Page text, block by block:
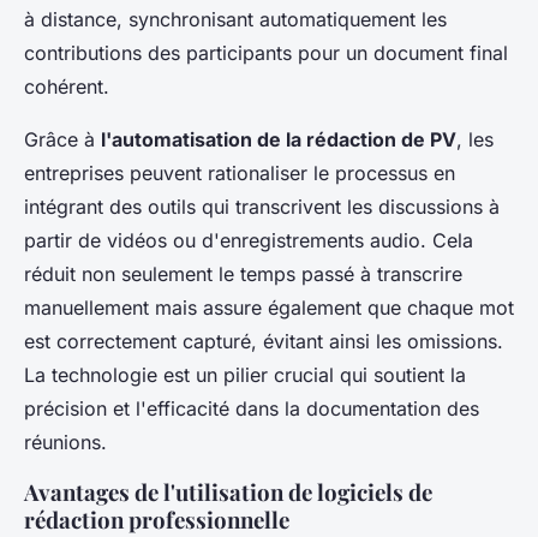
à distance, synchronisant automatiquement les
contributions des participants pour un document final
cohérent.
Grâce à l'automatisation de la rédaction de PV, les
entreprises peuvent rationaliser le processus en
intégrant des outils qui transcrivent les discussions à
partir de vidéos ou d'enregistrements audio. Cela
réduit non seulement le temps passé à transcrire
manuellement mais assure également que chaque mot
est correctement capturé, évitant ainsi les omissions.
La technologie est un pilier crucial qui soutient la
précision et l'efficacité dans la documentation des
réunions.
Avantages de l'utilisation de logiciels de
rédaction professionnelle